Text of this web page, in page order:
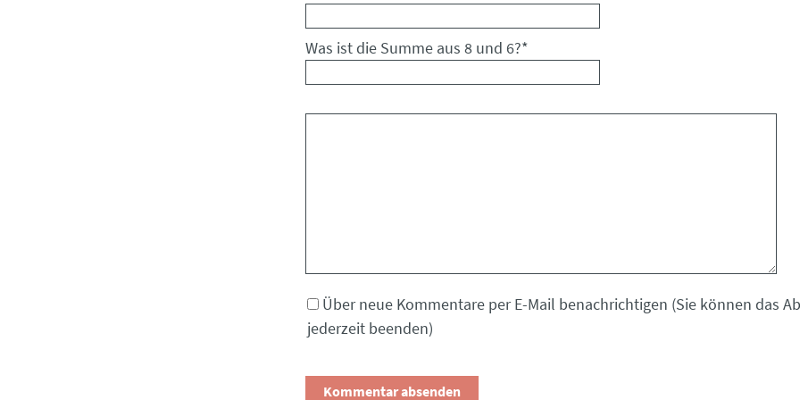
Was ist die Summe aus 8 und 6?*
Über neue Kommentare per E-Mail benachrichtigen (Sie können das
jederzeit beenden)